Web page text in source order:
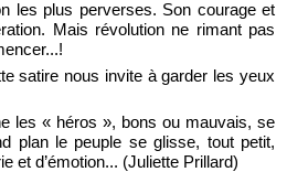
les plus perverses. Son courage et
Mais révolution ne rimant pas
satire nous invite à garder les yeux
les « héros », bons ou mauvais, se
plan le peuple se glisse, tout petit,
et d’émotion... (Juliette Prillard)